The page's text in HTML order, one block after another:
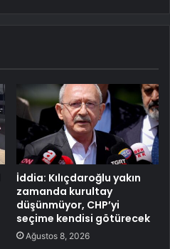
İddia: Kılıçdaroğlu yakın
zamanda kurultay
düşünmüyor, CHP’yi
seçime kendisi götürecek
Ağustos 8, 2026